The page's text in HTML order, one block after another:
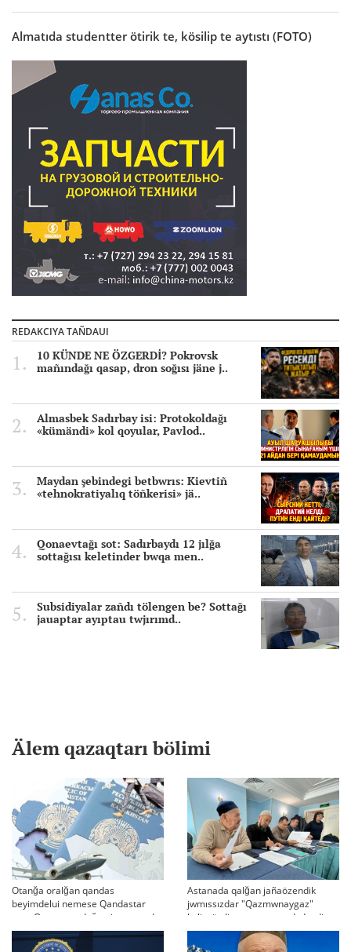
Almatıda studentter ötirik te, kösilip te aytıstı (FOTO)
REDAKCIYA TAÑDAUI
10 KÜNDE NE ÖZGERDİ? Pokrovsk
mañındağı qasap, dron soğısı jäne j..
Almasbek Sadırbay isi: Protokoldağı
«kümändi» kol qoyular, Pavlod..
Maydan şebindegi betbwrıs: Kievtiñ
«tehnokratiyalıq töñkerisi» jä..
Qonaevtağı sot: Sadırbaydı 12 jılğa
sottağısı keletinder bwqa men..
Subsidiyalar zañdı tölengen be? Sottağı
jauaptar ayıptau twjırımd..
Älem qazaqtarı bölimi
Otanğa oralğan qandas
beyimdelui nemese Qandastar
men Qazaqstandağı migranttardı
aqparattıq qoldau jäne äleumettik
beyimdeudiñ media-strategiyası
Astanada qalğan jañaözendik
jwmıssızdar "Qazmwnaygaz"
kelissözdi toqtatıp tastadı deydi